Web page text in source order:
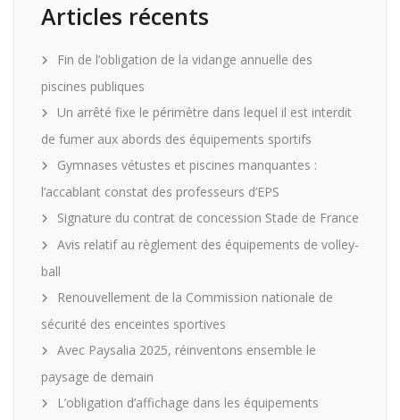
Articles récents
Fin de l’obligation de la vidange annuelle des
piscines publiques
Un arrêté fixe le périmètre dans lequel il est interdit
de fumer aux abords des équipements sportifs
Gymnases vétustes et piscines manquantes :
l’accablant constat des professeurs d’EPS
Signature du contrat de concession Stade de France
Avis relatif au règlement des équipements de volley-
ball
Renouvellement de la Commission nationale de
sécurité des enceintes sportives
Avec Paysalia 2025, réinventons ensemble le
paysage de demain
L’obligation d’affichage dans les équipements